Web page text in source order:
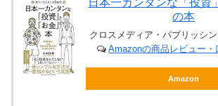
の本
クロスメディア・パブリッシ
Amazonの商品レビュー・
Amazon